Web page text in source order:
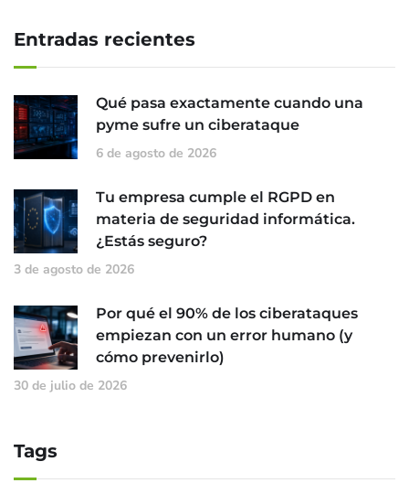
Entradas recientes
Qué pasa exactamente cuando una
pyme sufre un ciberataque
6 de agosto de 2026
Tu empresa cumple el RGPD en
materia de seguridad informática.
¿Estás seguro?
3 de agosto de 2026
Por qué el 90% de los ciberataques
empiezan con un error humano (y
cómo prevenirlo)
30 de julio de 2026
Tags